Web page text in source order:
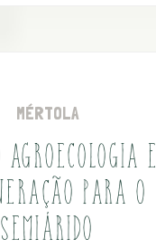
MÉRTOLA
AGROECOLOGIA E
PARA O
SEMIÁRIDO